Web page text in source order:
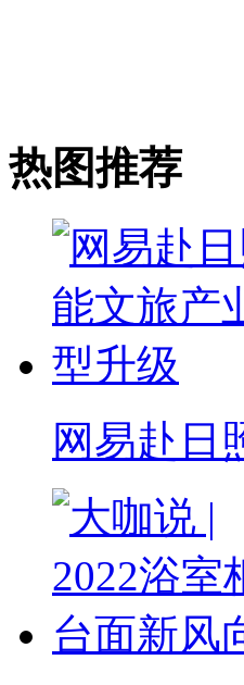
热图推荐
网易赴日